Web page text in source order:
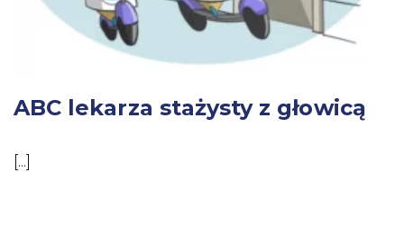
ABC lekarza stażysty z głowicą
[...]